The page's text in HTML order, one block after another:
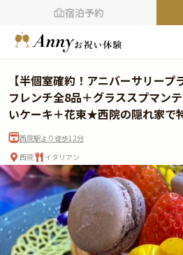
宿泊予約
お気に入りプラン
お気に入りの登録
プランの をク
閲覧履歴
閲覧履歴はあ
過去に見たお店が最大10
10件を超えると、古いもの
【半個室確約！アニバーサリープ
フレンチ全8品＋グラススプマン
いケーキ＋花束★西院の隠れ家で
西院駅より徒歩12分
西院
イタリアン